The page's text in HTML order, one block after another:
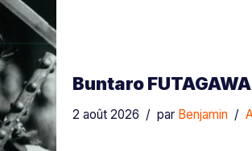
Buntaro
2 août 2026 par Benjamin